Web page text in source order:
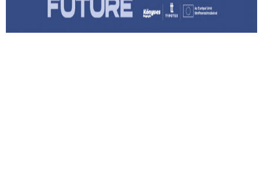
Megmenthető-e a feledéstől mindaz, ami számunkra
értékes akkor, ha írunk róla?